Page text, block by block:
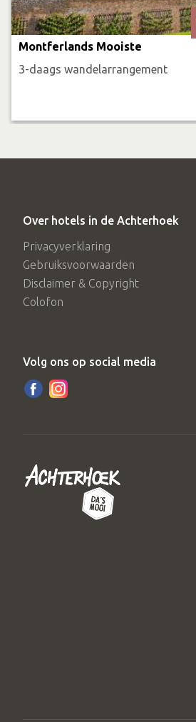
Montferlands Mooiste
3-daags wandelarrangement
Over hotels in de Achterhoek
Privacyverklaring
Gebruiksvoorwaarden
Disclaimer & Copyright
Colofon
Volg ons op social media